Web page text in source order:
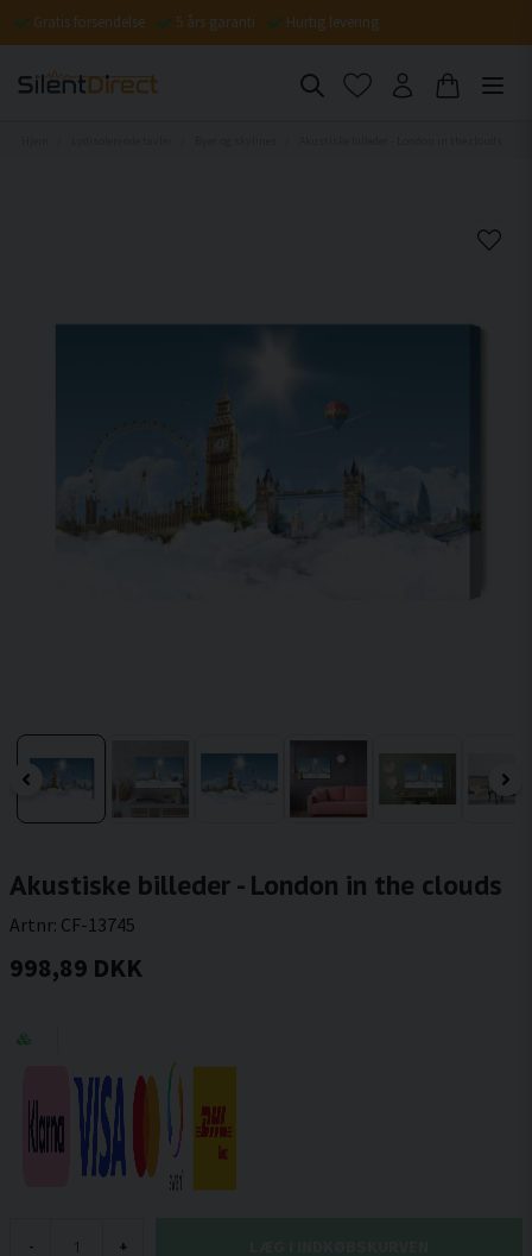
Gratis forsendelse 5 års garanti Hurtig levering
Akustiske billeder - London in the clouds
Artnr: CF-13745
998,89 DKK
- +